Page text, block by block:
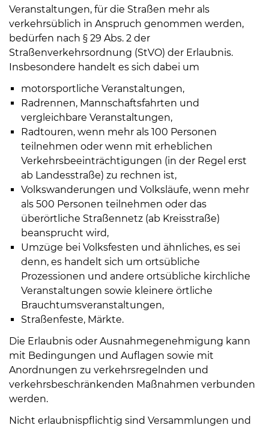
und
14
Uhr
sowie
außerhalb
Öffnungszeiten
nach
Vereinbarung.
Veranstaltungen, für die Straßen mehr als
verkehrsüblich in Anspruch genommen werden,
bedürfen nach § 29 Abs. 2 der
Straßenverkehrsordnung (StVO) der Erlaubnis.
Insbesondere handelt es sich dabei um
motorsportliche Veranstaltungen,
Radrennen, Mannschaftsfahrten und
vergleichbare Veranstaltungen,
Radtouren, wenn mehr als 100 Personen
teilnehmen oder wenn mit erheblichen
Verkehrsbeeinträchtigungen (in der Regel erst
ab Landesstraße) zu rechnen ist,
Volkswanderungen und Volksläufe, wenn mehr
als 500 Personen teilnehmen oder das
überörtliche Straßennetz (ab Kreisstraße)
beansprucht wird,
Umzüge bei Volksfesten und ähnliches, es sei
denn, es handelt sich um ortsübliche
Prozessionen und andere ortsübliche kirchliche
Veranstaltungen sowie kleinere örtliche
Brauchtumsveranstaltungen,
Straßenfeste, Märkte.
Die Erlaubnis oder Ausnahmegenehmigung kann
mit Bedingungen und Auflagen sowie mit
Anordnungen zu verkehrsregelnden und
verkehrsbeschränkenden Maßnahmen verbunden
werden.
Nicht erlaubnispflichtig sind Versammlungen und